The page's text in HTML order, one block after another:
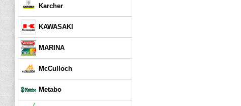
Karcher
KAWASAKI
MARINA
McCulloch
Metabo